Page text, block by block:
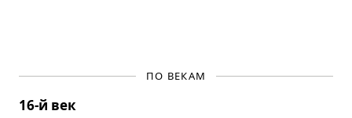
ПО ВЕКАМ
16-й век